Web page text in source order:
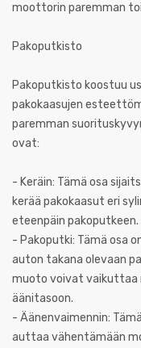
moottorin paremman
Pakoputkisto
Pakoputkisto koostuu
pakokaasujen
paremman
ovat:
- Keräin: Tämä osa
kerää pakokaasut eri
eteenpäin pakoputkeen.
- Pakoputki: Tämä osa
auton takana olevaan
muoto voivat vaikuttaa
äänitasoon.
- Äänenvaimennin:
auttaa vähentämään